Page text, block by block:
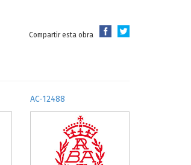
Compartir esta obra
AC-12488